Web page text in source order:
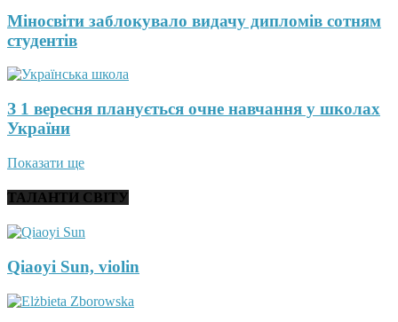
Міносвіти заблокувало видачу дипломів сотням
студентів
З 1 вересня планується очне навчання у школах
України
Показати ще
ТАЛАНТИ СВІТУ
Qiaoyi Sun, violin